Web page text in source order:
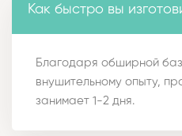
Как быстро вы
Благодаря обширной
внушительному опыту,
занимает 1-2 дня.